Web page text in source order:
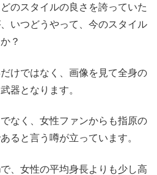
のスタイルの良さを誇っていた
いつどうやって、今のスタイル
？
けではなく、画像を見て全身の
器となります。
なく、女性ファンからも指原の
ると言う噂が立っています。
、女性の平均身長よりも少し高